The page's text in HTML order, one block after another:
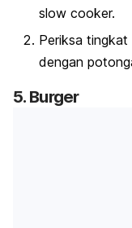
slow cooker.
Periksa tingkat
dengan
5. Burger